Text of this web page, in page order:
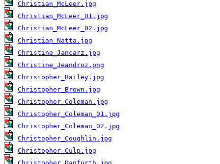
Christian_McLeer.jpg
Christian_McLeer_01.jpg
Christian_McLeer_02.jpg
Christian_Natta.jpg
Christine_Jancarz.jpg
Christine_Jeandroz.png
Christopher_Bailey.jpg
Christopher_Brown.jpg
Christopher_Coleman.jpg
Christopher_Coleman_01.jpg
Christopher_Coleman_02.jpg
Christopher_Coughlin.jpg
Christopher_Culp.jpg